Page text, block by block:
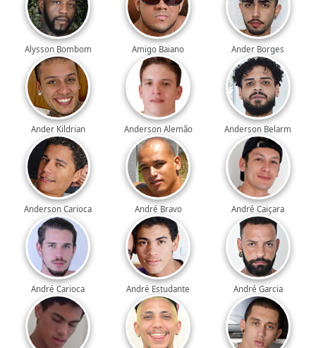
Alysson Bombom Amigo Baiano Ander Borges
Ander Kildrian Anderson Alemão Anderson Belarm
Anderson Carioca André Bravo André Caiçara
André Carioca André Estudante André Garcia